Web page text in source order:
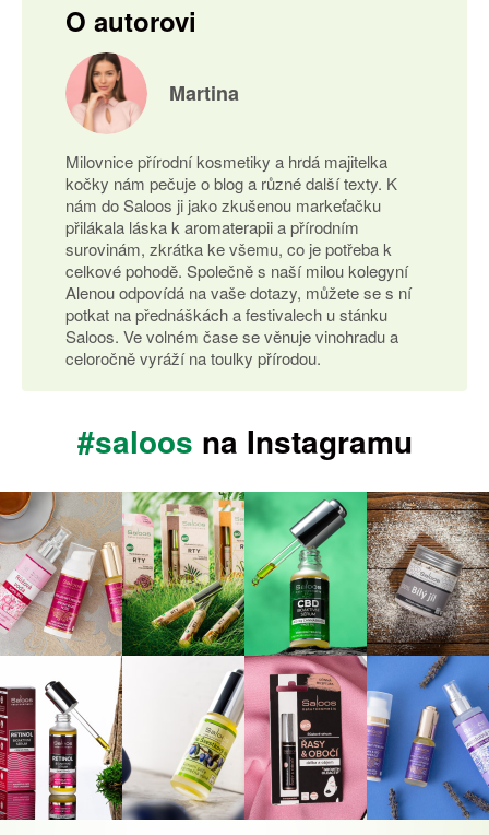
O autorovi
Martina
Milovnice přírodní kosmetiky a hrdá majitelka
kočky nám pečuje o blog a různé další texty. K
nám do Saloos ji jako zkušenou markeťačku
přilákala láska k aromaterapii a přírodním
surovinám, zkrátka ke všemu, co je potřeba k
celkové pohodě. Společně s naší milou kolegyní
Alenou odpovídá na vaše dotazy, můžete se s ní
potkat na přednáškách a festivalech u stánku
Saloos. Ve volném čase se věnuje vinohradu a
celoročně vyráží na toulky přírodou.
#saloos na Instagramu